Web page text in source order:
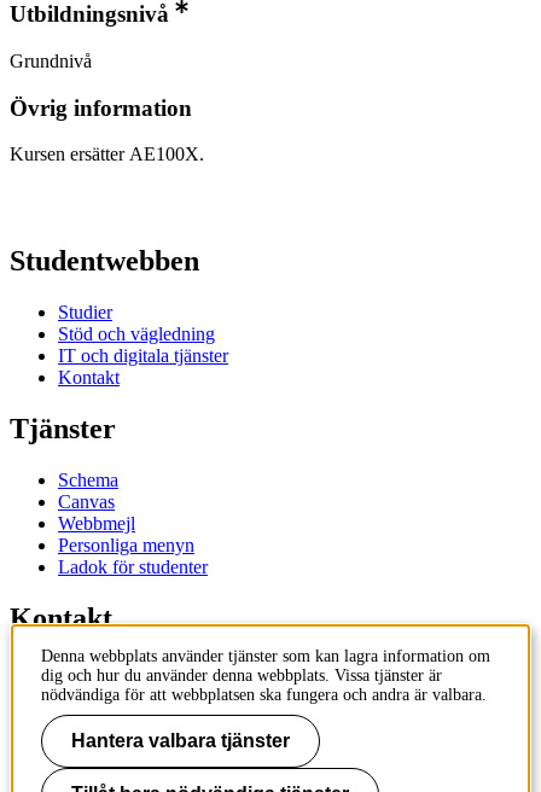
Utbildningsnivå
Grundnivå
Övrig information
Kursen ersätter AE100X.
Studentwebben
Studier
Stöd och vägledning
IT och digitala tjänster
Kontakt
Tjänster
Schema
Canvas
Webbmejl
Personliga menyn
Ladok för studenter
Kontakt
Kontakta utbildningsprogram
Kontakta kurs
IT-support
KTH Entré
Denna webbplats använder tjänster som kan lagra information om
dig och hur du använder denna webbplats. Vissa tjänster är
nödvändiga för att webbplatsen ska fungera och andra är valbara.
Hantera valbara tjänster